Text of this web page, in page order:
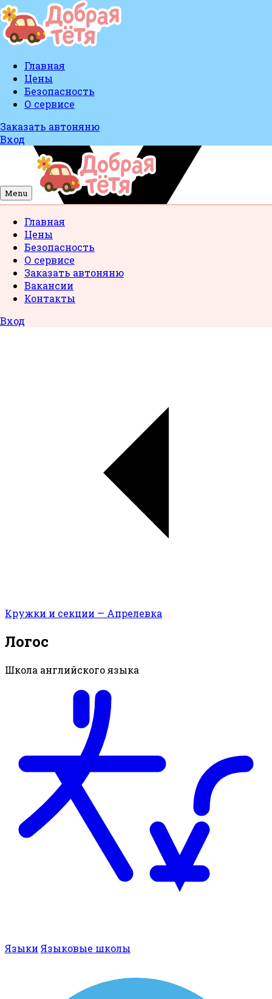
Главная
Цены
Безопасность
О сервисе
Заказать автоняню
Вход
Menu
Главная
Цены
Безопасность
О сервисе
Заказать автоняню
Вакансии
Контакты
Вход
Кружки и секции — Апрелевка
Логос
Школа английского языка
Языки Языковые школы